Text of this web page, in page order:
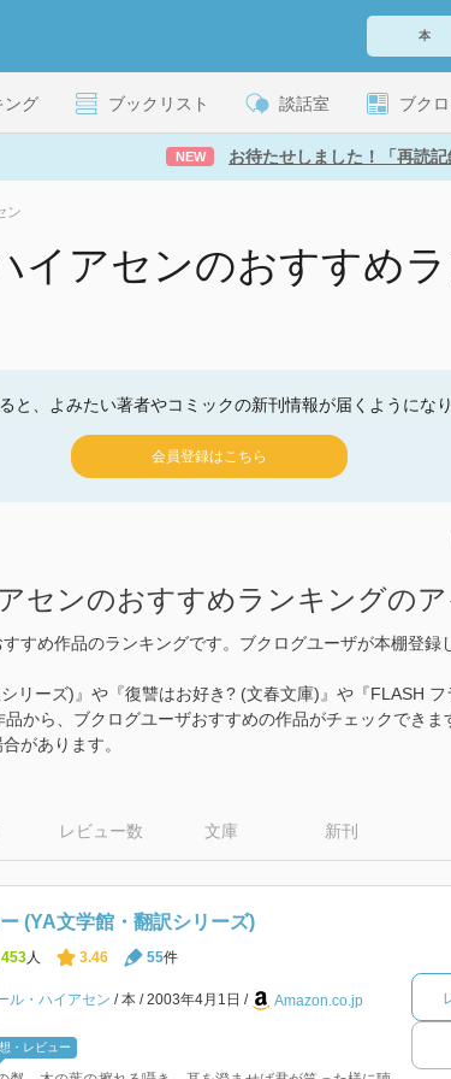
ング ブックリスト 談話室 ブク
NEW お待たせしました！「再読
ン
イアセンのおすすめ
と、よみたい著者やコミックの新刊情報が届くようになり
会員登録はこちら
センのおすすめランキングの
すめ作品のランキングです。ブクログユーザが本棚登録
シリーズ)』や『復讐はお好き? (文春文庫)』や『FLASH
から、ブクログユーザおすすめの作品がチェックできま
があります。
レビュー数 文庫 新刊
(YA文学館・翻訳シリーズ)
453人 3.46 55件
ル・ハイアセン 本 2003年4月1日 Amazon.co.jp
・レビュー